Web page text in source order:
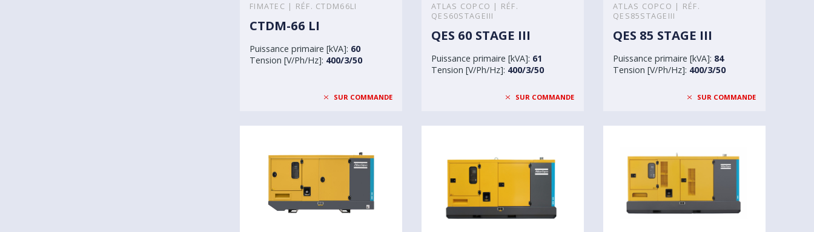
FIMATEC | RÉF. CTDM66LI
CTDM-66 LI
Puissance primaire [kVA]: 60
Tension [V/Ph/Hz]: 400/3/50
SUR COMMANDE
ATLAS COPCO | RÉF.
QES60STAGEIII
QES 60 STAGE III
Puissance primaire [kVA]: 61
Tension [V/Ph/Hz]: 400/3/50
SUR COMMANDE
ATLAS COPCO | RÉF.
QES85STAGEIII
QES 85 STAGE III
Puissance primaire [kVA]: 84
Tension [V/Ph/Hz]: 400/3/50
SUR COMMANDE